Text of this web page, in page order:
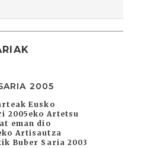
2005
Eusko
2005eko Artetsu
eman dio
Artisautza
Buber Saria 2003